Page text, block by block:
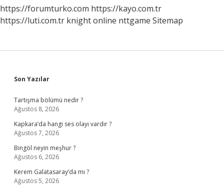
https://forumturko.com https://kayo.com.tr
https://luti.com.tr knight online nttgame Sitemap
Sidebar
Son Yazılar
Tartışma bölümü nedir ?
Ağustos 8, 2026
Kapkara’da hangi ses olayı vardır ?
Ağustos 7, 2026
Bingöl neyin meşhur ?
Ağustos 6, 2026
Kerem Galatasaray’da mı ?
Ağustos 5, 2026